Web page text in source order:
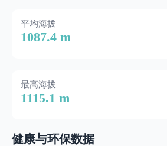
平均海拔
1087.4 m
最高海拔
1115.1 m
健康与环保数据